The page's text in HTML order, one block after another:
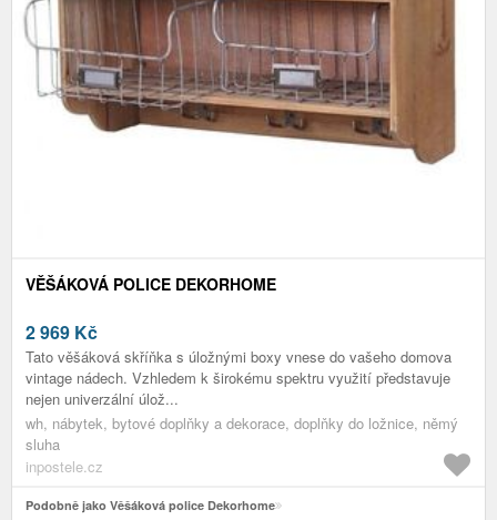
VĚŠÁKOVÁ POLICE DEKORHOME
2 969 Kč
Tato věšáková skříňka s úložnými boxy vnese do vašeho domova
vintage nádech. Vzhledem k širokému spektru využití představuje
nejen univerzální úlož...
wh, nábytek, bytové doplňky a dekorace, doplňky do ložnice, němý
sluha
inpostele.cz
Podobně jako Věšáková police Dekorhome